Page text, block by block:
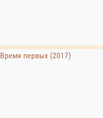
Время первых (2017)